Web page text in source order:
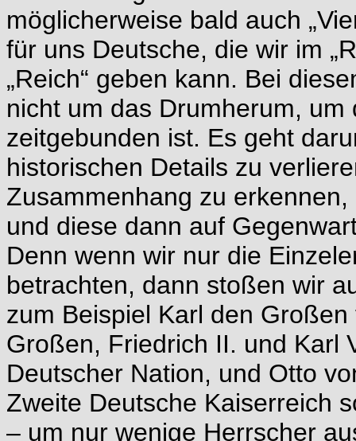
möglicherweise bald auch
für uns Deutsche, die wir im
„Reich“ geben kann. Bei
nicht um das Drumherum,
zeitgebunden ist. Es geht
historischen Details zu
Zusammenhang zu
und diese dann auf
Denn wenn wir nur die
betrachten, dann stoßen wir
zum Beispiel Karl den
Großen, Friedrich II. und Karl
Deutscher Nation, und Otto
Zweite Deutsche Kaiserreich
– um nur wenige Herrscher